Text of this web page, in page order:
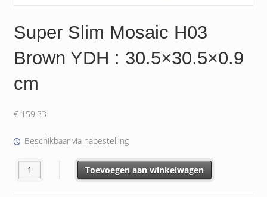
Super Slim Mosaic H03
Brown YDH : 30.5×30.5×0.9
cm
€159.33
Beschikbaar via nabestelling
Super Slim Mosaic H03 Brown YDH : 30.5x30.5x0.9 cm aantal
Toevoegen aan winkelwagen